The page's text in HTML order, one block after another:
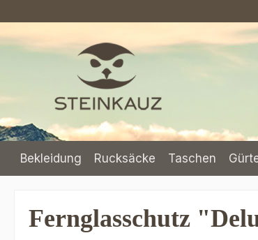
Bekleidung Rucksäcke Taschen
Fernglasschutz